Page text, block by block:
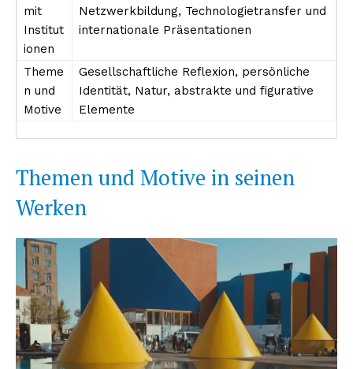
mit
Institut
ionen
Netzwerkbildung, Technologietransfer und
internationale Präsentationen
Theme
n und
Motive
Gesellschaftliche Reflexion, persönliche
Identität, Natur, abstrakte und figurative
Elemente
Themen und Motive in seinen
Werken